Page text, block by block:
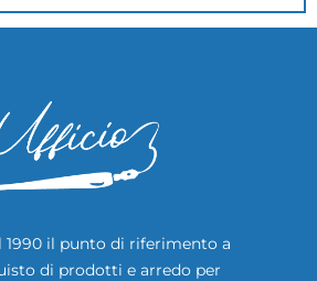
1990 il punto di riferimento a
di prodotti e arredo per